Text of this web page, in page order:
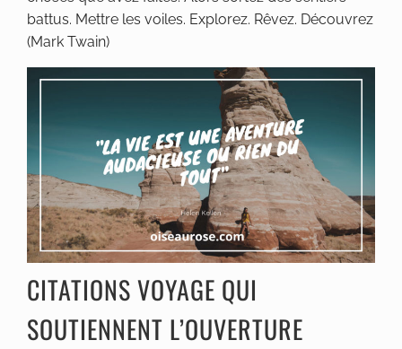
battus. Mettre les voiles. Explorez. Rêvez. Découvrez
(Mark Twain)
CITATIONS VOYAGE QUI
SOUTIENNENT L’OUVERTURE